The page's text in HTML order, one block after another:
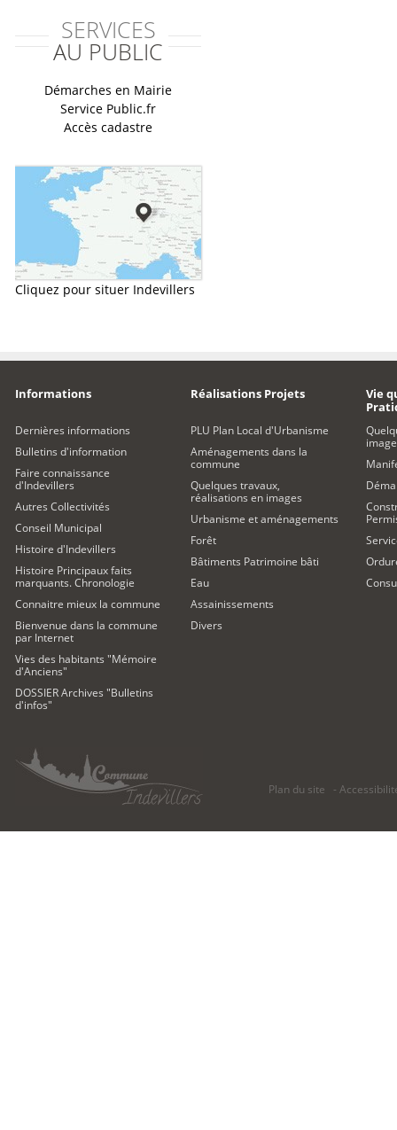
SERVICES
AU PUBLIC
Démarches en Mairie
Service Public.fr
Accès cadastre
Cliquez pour situer Indevillers
Informations
Dernières informations
Bulletins d'information
Faire connaissance
d'Indevillers
Autres Collectivités
Conseil Municipal
Histoire d'Indevillers
Histoire Principaux faits
marquants. Chronologie
Connaitre mieux la commune
Bienvenue dans la commune
par Internet
Vies des habitants "Mémoire
d'Anciens"
DOSSIER Archives "Bulletins
d'infos"
Réalisations Projets
PLU Plan Local d'Urbanisme
Aménagements dans la
commune
Quelques travaux,
réalisations en images
Urbanisme et aménagements
Forêt
Bâtiments Patrimoine bâti
Eau
Assainissements
Divers
Vie
Plan du site